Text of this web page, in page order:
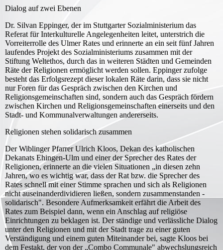
Dialog auf zwei Ebenen
Dr. Silvan Eppinger, der im Stuttgarter Sozialministerium das
Referat für Interkulturelle Angelegenheiten leitet, unterstrich die
Vorreiterrolle des Ulmer Rates und erinnerte an ein seit fünf Jahren
laufendes Projekt des Sozialministeriums zusammen mit der
Stiftung Weltethos, durch das in weiteren Städten und Gemeinden
Räte der Religionen ermöglicht werden sollen. Eppinger zufolge
besteht das Erfolgsrezept dieser lokalen Räte darin, dass sie nicht
nur Foren für das Gespräch zwischen den Kirchen und
Religionsgemeinschaften sind, sondern auch das Gespräch fördern
zwischen Kirchen und Religionsgemeinschaften einerseits und den
Stadt- und Kommunalverwaltungen andererseits.
Religionen stehen solidarisch zusammen
Der Wiblinger Pfarrer Ulrich Kloos, Dekan des katholischen
Dekanats Ehingen-Ulm und einer der Sprecher des Rates der
Religionen, erinnerte an die vielen Situationen „in diesen zehn
Jahren, wo es wichtig war, dass der Rat bzw. die Sprecher des
Rates schnell mit einer Stimme sprachen und sich als Religionen
nicht auseinanderdividieren ließen, sondern zusammenstanden -
solidarisch". Besondere Aufmerksamkeit erfährt die Arbeit des
Rates zum Beispiel dann, wenn ein Anschlag auf religiöse
Einrichtungen zu beklagen ist. Der ständige und verlässliche Dialog
unter den Religionen und mit der Stadt trage zu einer guten
Verständigung und einem guten Miteinander bei, sagte Kloos bei
dem Festakt, der von der „Combo Communale" abwechslungsreich